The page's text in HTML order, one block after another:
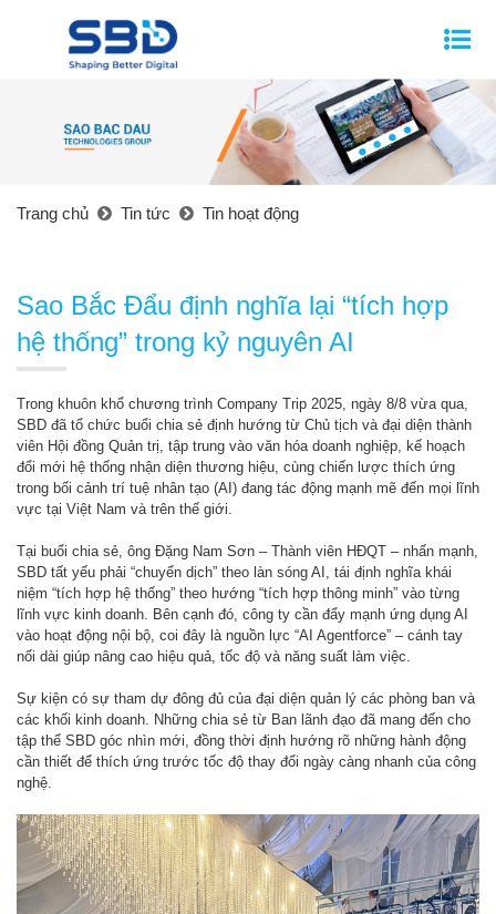
Trang chủ Tin tức Tin hoạt động
Sao Bắc Đẩu định nghĩa lại “tích hợp
hệ thống” trong kỷ nguyên AI
Trong khuôn khổ chương trình Company Trip 2025, ngày 8/8 vừa qua,
SBD đã tổ chức buổi chia sẻ định hướng từ Chủ tịch và đại diện thành
viên Hội đồng Quản trị, tập trung vào văn hóa doanh nghiệp, kế hoạch
đổi mới hệ thống nhận diện thương hiệu, cùng chiến lược thích ứng
trong bối cảnh trí tuệ nhân tạo (AI) đang tác động mạnh mẽ đến mọi lĩnh
vực tại Việt Nam và trên thế giới.
Tại buổi chia sẻ, ông Đặng Nam Sơn – Thành viên HĐQT – nhấn mạnh,
SBD tất yếu phải “chuyển dịch” theo làn sóng AI, tái định nghĩa khái
niệm “tích hợp hệ thống” theo hướng “tích hợp thông minh” vào từng
lĩnh vực kinh doanh. Bên cạnh đó, công ty cần đẩy mạnh ứng dụng AI
vào hoạt động nội bộ, coi đây là nguồn lực “AI Agentforce” – cánh tay
nối dài giúp nâng cao hiệu quả, tốc độ và năng suất làm việc.
Sự kiện có sự tham dự đông đủ của đại diện quản lý các phòng ban và
các khối kinh doanh. Những chia sẻ từ Ban lãnh đạo đã mang đến cho
tập thể SBD góc nhìn mới, đồng thời định hướng rõ những hành động
cần thiết để thích ứng trước tốc độ thay đổi ngày càng nhanh của công
nghệ.